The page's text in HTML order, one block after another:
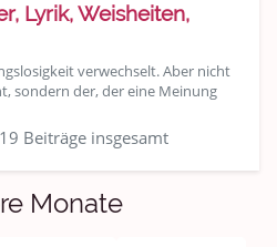
Lyrik, Weisheiten,
verwechselt. Aber nicht
sondern der, der eine Meinung
Beiträge insgesamt
Monate